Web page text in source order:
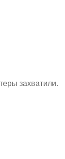
захватили.